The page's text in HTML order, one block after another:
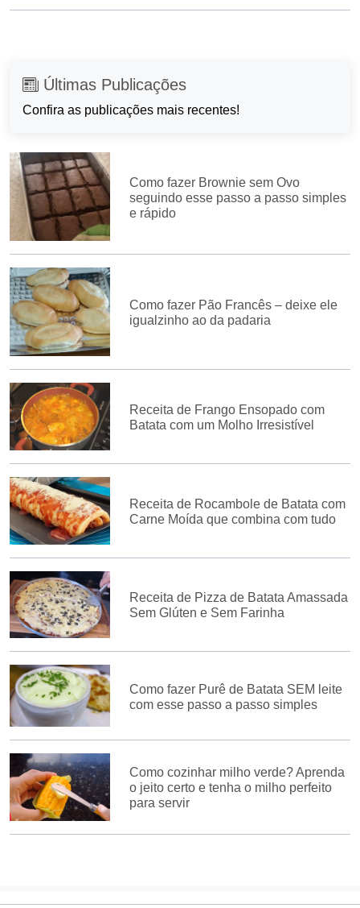
Últimas Publicações
Confira as publicações mais recentes!
Como fazer Brownie sem Ovo
seguindo esse passo a passo simples
e rápido
Como fazer Pão Francês – deixe ele
igualzinho ao da padaria
Receita de Frango Ensopado com
Batata com um Molho Irresistível
Receita de Rocambole de Batata com
Carne Moída que combina com tudo
Receita de Pizza de Batata Amassada
Sem Glúten e Sem Farinha
Como fazer Purê de Batata SEM leite
com esse passo a passo simples
Como cozinhar milho verde? Aprenda
o jeito certo e tenha o milho perfeito
para servir